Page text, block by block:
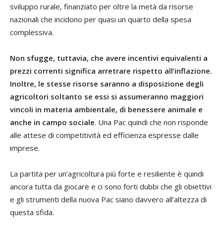
sviluppo rurale, finanziato per oltre la metà da risorse
nazionali che incidono per quasi un quarto della spesa
complessiva.
Non sfugge, tuttavia, che avere incentivi equivalenti a
prezzi correnti significa arretrare rispetto all’inflazione.
Inoltre, le stesse risorse saranno a disposizione degli
agricoltori soltanto se essi si assumeranno maggiori
vincoli in materia ambientale, di benessere animale e
anche in campo sociale. Una Pac quindi che non risponde
alle attese di competitività ed efficienza espresse dalle
imprese.
La partita per un’agricoltura più forte e resiliente è quindi
ancora tutta da giocare e ci sono forti dubbi che gli obiettivi
e gli strumenti della nuova Pac siano davvero all’altezza di
questa sfida.